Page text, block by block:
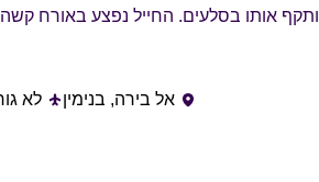
ותקף אותו בסלעים. החייל נפצע באורח קשה.
אל בירה, בנימין לא